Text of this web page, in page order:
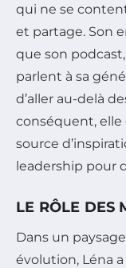
qui ne se
et partage. Son
que son
parlent à sa
d’aller au-delà
conséquent,
source
leadership pour
LE RÔLE DES
Dans un paysage
évolution, Léna